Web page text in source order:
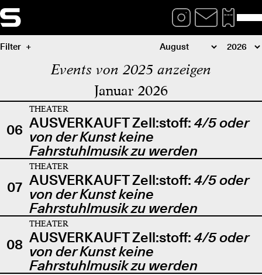
Filter
Events von 2025 anzeigen
Januar 2026
06
THEATER
AUSVERKAUFT Zell:stoff: 4/5 oder
von der Kunst keine
Fahrstuhlmusik zu werden
07
THEATER
AUSVERKAUFT Zell:stoff: 4/5 oder
von der Kunst keine
Fahrstuhlmusik zu werden
08
THEATER
AUSVERKAUFT Zell:stoff: 4/5 oder
von der Kunst keine
Fahrstuhlmusik zu werden